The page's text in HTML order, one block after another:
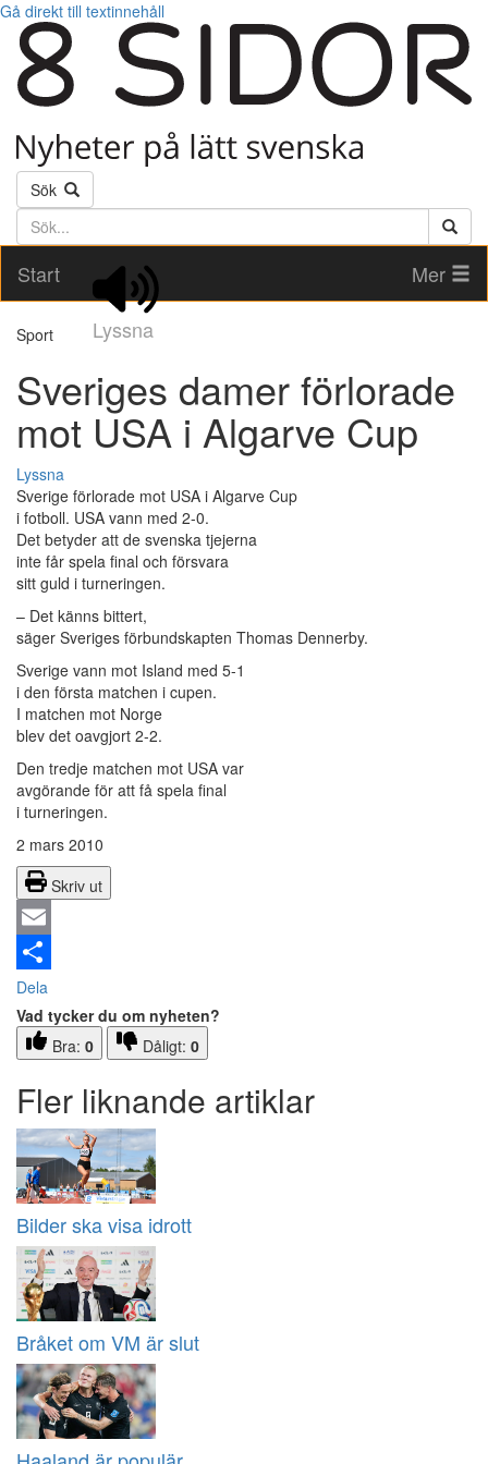
Gå direkt till textinnehåll
Sök
Söktext
Start
Lyssna
Mer
Sport
Sveriges damer förlorade
mot USA i Algarve Cup
Lyssna
Sverige förlorade mot USA i Algarve Cup
i fotboll. USA vann med 2-0.
Det betyder att de svenska tjejerna
inte får spela final och försvara
sitt guld i turneringen.
– Det känns bittert,
säger Sveriges förbundskapten Thomas Dennerby.
Sverige vann mot Island med 5-1
i den första matchen i cupen.
I matchen mot Norge
blev det oavgjort 2-2.
Den tredje matchen mot USA var
avgörande för att få spela final
i turneringen.
2 mars 2010
Skriv ut
Email
Dela
Vad tycker du om nyheten?
Bra: 0 Dåligt: 0
Fler liknande artiklar
Bilder ska visa idrott
Bråket om VM är slut